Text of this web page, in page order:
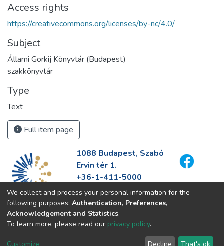
Access rights
https://creativecommons.org/licenses/by-nc/4.0/
Subject
Állami Gorkij Könyvtár (Budapest)
szakkönyvtár
Type
Text
Full item page
1088 Budapest, Szabó
Ervin tér 1.
+36-1-411-5000
info@fszek.hu
https://fszek.hu
We collect and process your personal information for the
following purposes: Authentication, Preferences,
Acknowledgement and Statistics.
To learn more, please read our privacy policy.